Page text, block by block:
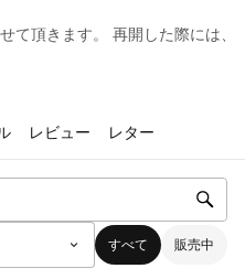
て頂きます。 再開した際には、
レビュー レター
すべて 販売中